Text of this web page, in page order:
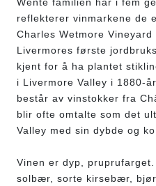
reflekterer vinmarkene de
Charles Wetmore
Livermores første
kjent for å ha plantet
i Livermore Valley i 1880-
består av vinstokker fra
blir ofte omtalte som det
Valley med sin dybde og
Vinen er dyp,
solbær, sorte kirsebær,